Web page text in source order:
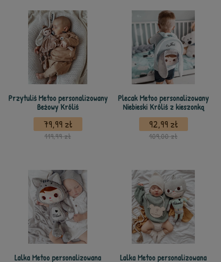
Przytuliś Metoo personalizowany
Beżowy Króliś
79,99 zł
119,99 zł
Plecak Metoo personalizowany
Niebieski Króliś z kieszonką
92,99 zł
109,00 zł
Lalka Metoo personalizowana
Lalka Metoo personalizowana